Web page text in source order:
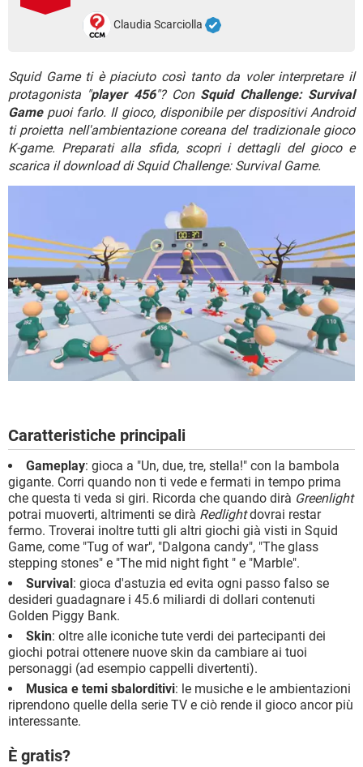
TIKTOK
Claudia Scarciolla
Squid Game ti è piaciuto così tanto da voler interpretare il
protagonista "player 456"? Con Squid Challenge: Survival
Gamepuoi farlo. Il gioco, disponibile per dispositivi Android
ti proietta nell'ambientazione coreana del tradizionale gioco
K-game. Preparati alla sfida, scopri i dettagli del gioco e
scarica il download di Squid Challenge: Survival Game.
Caratteristiche principali
Gameplay: gioca a "Un, due, tre, stella!" con la bambola
gigante. Corri quando non ti vede e fermati in tempo prima
che questa ti veda si giri. Ricorda che quando dirà Greenlight
potrai muoverti, altrimenti se dirà Redlightdovrai restar
fermo. Troverai inoltre tutti gli altri giochi già visti in Squid
Game, come "Tug of war", "Dalgona candy", "The glass
stepping stones" e "The mid night fight " e "Marble".
Survival : gioca d'astuzia ed evita ogni passo falso se
desideri guadagnare i 45.6 miliardi di dollari contenuti
Golden Piggy Bank.
Skin: oltre alle iconiche tute verdi dei partecipanti dei
giochi potrai ottenere nuove skin da cambiare ai tuoi
personaggi (ad esempio cappelli divertenti).
Musica e temi sbalorditivi: le musiche e le ambientazioni
riprendono quelle della serie TV e ciò rende il gioco ancor più
interessante.
È gratis?